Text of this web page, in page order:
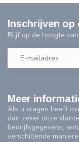
Meer
Als u vragen heeft
dan zeker onze
bedrijfsgegevens,
verschillende
Inschrijven op
Blijf op de hoogte